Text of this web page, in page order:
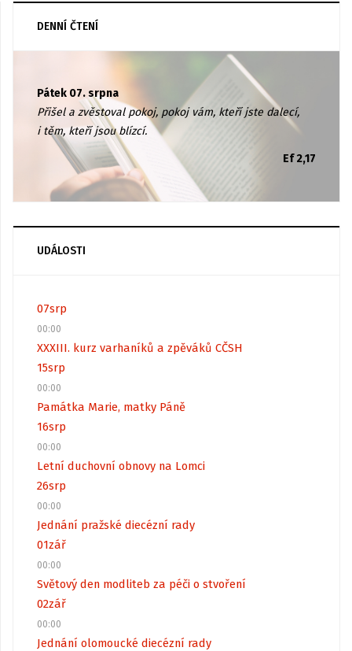
DENNÍ ČTENÍ
Pátek 07. srpna
Přišel a zvěstoval pokoj, pokoj vám, kteří jste dalecí,
i těm, kteří jsou blízcí.
Ef 2,17
UDÁLOSTI
07srp
00:00
XXXIII. kurz varhaníků a zpěváků CČSH
15srp
00:00
Památka Marie, matky Páně
16srp
00:00
Letní duchovní obnovy na Lomci
26srp
00:00
Jednání pražské diecézní rady
01zář
00:00
Světový den modliteb za péči o stvoření
02zář
00:00
Jednání olomoucké diecézní rady